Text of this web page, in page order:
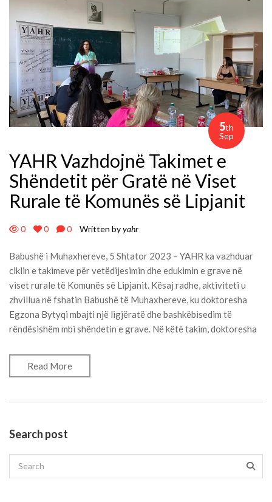
5th
Sep
YAHR Vazhdojnë Takimet e
Shëndetit për Gratë në Viset
Rurale të Komunës së Lipjanit
0 0 0 Written byyahr
Babushë i Muhaxhereve, 5 Shtator 2023 – YAHR ka vazhduar
ciklin e takimeve për vetëdijesimin dhe edukimin e grave në
viset rurale të Komunës së Lipjanit. Kësaj radhe, aktiviteti u
zhvillua në fshatin Babushë të Muhaxhereve, ku doktoresha
Egzona Bytyqi mbajti një ligjëratë dhe bashkëbisedim të
rëndësishëm mbi shëndetin e grave. Në këtë takim, doktoresha
Read More
Search post